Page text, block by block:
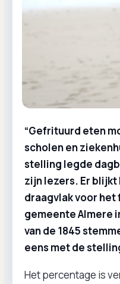
“Gefrituurd eten
scholen en
stelling legde
zijn lezers. Er
draagvlak voor
gemeente Almere
van de 1845
eens met de
Het percentage is